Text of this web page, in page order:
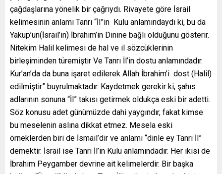
çağdaşlarına yönelik bir çağrıydı. Rivayete göre İsrail
kelimesinin anlamı Tanrı “İl”in Kulu anlamındaydı ki, bu da
Yakup’un(İsrail’in) İbrahim’in Dinine bağlı olduğunu gösterir.
Nitekim Halil kelimesi de hal ve il sözcüklerinin
birleşiminden türemiştir Ve Tanrı İl’in dostu anlamındadır.
Kur’an’da da buna işaret edilerek Allah İbrahim’i dost (Halil)
edilmiştir” buyrulmaktadır. Kaydetmek gerekir ki, şahıs
adlarının sonuna “İl” takısı getirmek oldukça eski bir adetti.
Söz konusu adet günümüzde dahi yaygındır, fakat kimse
bu meselenin aslına dikkat etmez. Mesela eski
örneklerden biri de İsmail’dir ve anlamı “dinle ey Tanrı İl”
demektir. İsrail ise Tanrı İl’in Kulu anlamındadır. Her ikisi de
İbrahim Peygamber devrine ait kelimelerdir. Bir başka